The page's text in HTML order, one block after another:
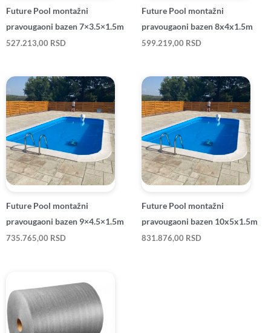
Future Pool montažni
pravougaoni bazen 7×3.5×1.5m
527.213,00 RSD
Future Pool montažni
pravougaoni bazen 8x4x1.5m
599.219,00 RSD
Future Pool montažni
pravougaoni bazen 9×4.5×1.5m
735.765,00 RSD
Future Pool montažni
pravougaoni bazen 10x5x1.5m
831.876,00 RSD